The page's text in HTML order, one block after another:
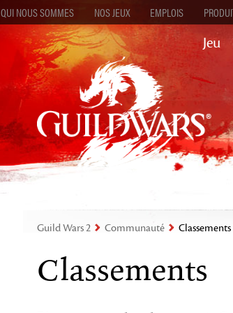
QUI NOUS SOMMES NOS JEUX EMPLOIS
Jeu
Guild Wars 2 Communauté Classements
Classements